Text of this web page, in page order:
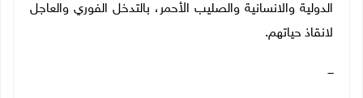
الدولية والانسانية والصليب الأحمر، بالتدخل الفوري والعاجل
لانقاذ حياتهم.
ـــ